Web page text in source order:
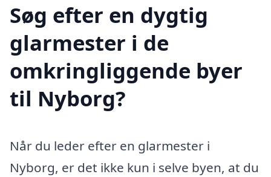
Søg efter en dygtig
glarmester i de
omkringliggende byer
til Nyborg?
Når du leder efter en glarmester i
Nyborg, er det ikke kun i selve byen, at du